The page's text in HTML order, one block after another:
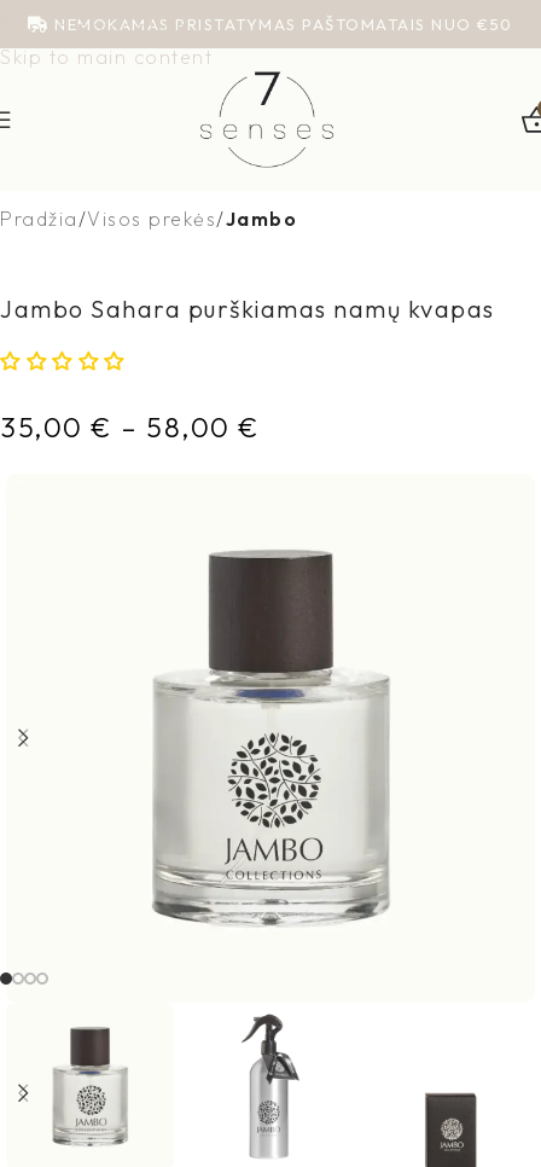
Skip to navigation
Skip to main content
NEMOKAMAS PRISTATYMAS PAŠTOMATAIS NUO €50
Pradžia Visos prekės Jambo
Jambo Sahara purškiamas namų kvapas
35,00 € – 58,00 €